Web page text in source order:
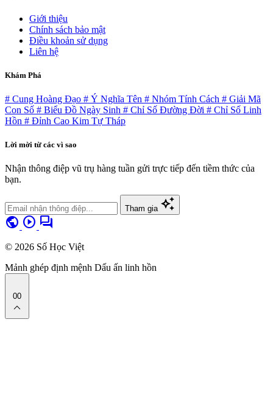
Giới thiệu
Chính sách bảo mật
Điều khoản sử dụng
Liên hệ
Khám Phá
# Cung Hoàng Đạo # Ý Nghĩa Tên # Nhóm Tính Cách # Giải Mã
Con Số # Biểu Đồ Ngày Sinh # Chỉ Số Đường Đời # Chỉ Số Linh
Hồn # Đỉnh Cao Kim Tự Tháp
Lời mời từ các vì sao
Nhận thông điệp vũ trụ hàng tuần gửi trực tiếp đến tiềm thức của
bạn.
Tham gia auto_awesome
public play_circle forum
© 2026 Số Học Việt
Mảnh ghép định mệnh Dấu ấn linh hồn
00
expand_less